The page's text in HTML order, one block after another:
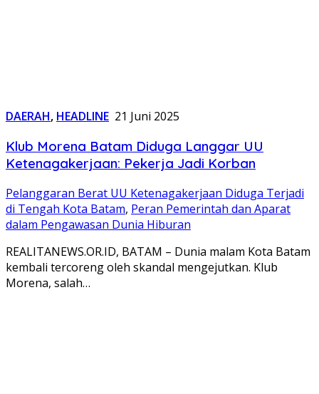
DAERAH, HEADLINE 21 Juni 2025
Klub Morena Batam Diduga Langgar UU
Ketenagakerjaan: Pekerja Jadi Korban
Pelanggaran Berat UU Ketenagakerjaan Diduga Terjadi
di Tengah Kota Batam, Peran Pemerintah dan Aparat
dalam Pengawasan Dunia Hiburan
REALITANEWS.OR.ID, BATAM – Dunia malam Kota Batam
kembali tercoreng oleh skandal mengejutkan. Klub
Morena, salah…